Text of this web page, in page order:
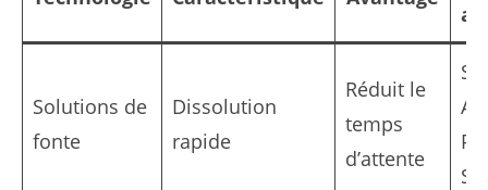
Solutions de
fonte
Dissolution
rapide
Réduit le
temps
d’attente